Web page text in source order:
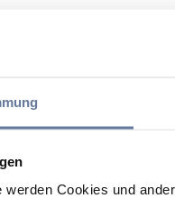
werden Cookies und